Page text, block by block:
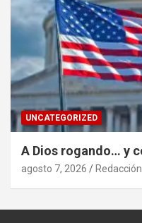
UNCATEGORIZED
A Dios rogando… y
agosto 7, 2026 Redacción